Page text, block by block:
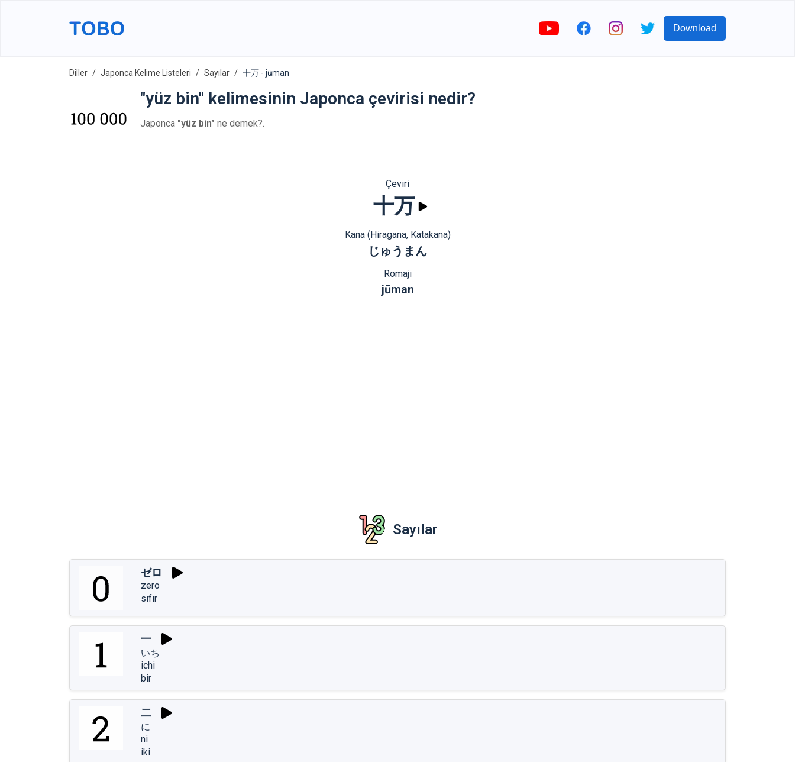
Download
Diller Japonca Kelime Listeleri Sayılar 十万 - jūman
"yüz bin" kelimesinin Japonca çevirisi nedir?
Japonca "yüz bin" ne demek?.
Çeviri
十万
Kana (Hiragana, Katakana)
じゅうまん
Romaji
jūman
Sayılar
ゼロ
zero
sıfır
一
いち
ichi
bir
二
に
ni
iki